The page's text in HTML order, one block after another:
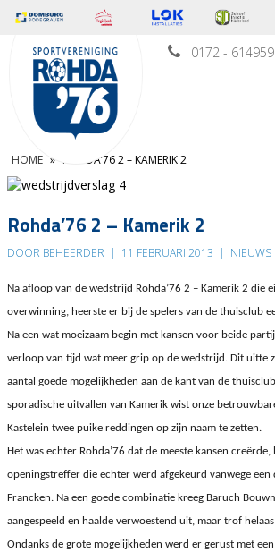
0172 - 614959
HOME » ROHDA’76 2 – KAMERIK 2
Rohda’76 2 – Kamerik 2
DOOR BEHEERDER | 11 FEBRUARI 2013 | NIEUWS
Na afloop van de wedstrijd Rohda’76 2 – Kamerik 2 die
overwinning, heerste er bij de spelers van de thuisclub
Na een wat moeizaam begin met kansen voor beide
verloop van tijd wat meer grip op de wedstrijd. Dit uitte
aantal goede mogelijkheden aan de kant van de
sporadische uitvallen van Kamerik wist onze
Kastelein twee puike reddingen op zijn naam te zetten.
Het was echter Rohda’76 dat de meeste kansen
openingstreffer die echter werd afgekeurd vanwege
Francken. Na een goede combinatie kreeg Baruch
aangespeeld en haalde verwoestend uit, maar trof
Ondanks de grote mogelijkheden werd er gerust met